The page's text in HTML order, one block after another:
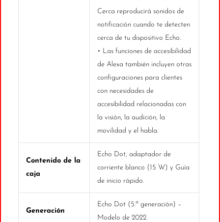
Cerca reproducirá sonidos de
notificación cuando te detecten
cerca de tu dispositivo Echo.
• Las funciones de accesibilidad
de Alexa también incluyen otras
configuraciones para clientes
con necesidades de
accesibilidad relacionadas con
la visión, la audición, la
movilidad y el habla.
Contenido de la
caja
Echo Dot, adaptador de
corriente blanco (15 W) y Guía
de inicio rápido.
Generación
Echo Dot (5.ª generación) –
Modelo de 2022.